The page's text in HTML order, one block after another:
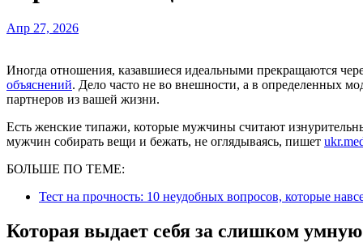
Апр 27, 2026
Иногда отношения, казавшиеся идеальными прекращаются
объяснений. Дело часто не во внешности, а в определенных
партнеров из вашей жизни.
Есть женские типажи, которые мужчины считают
мужчин собирать вещи и бежать, не оглядываясь, пишет
БОЛЬШЕ ПО ТЕМЕ:
Тест на прочность: 10 неудобных вопросов, которые
Которая выдает себя за слишком умную